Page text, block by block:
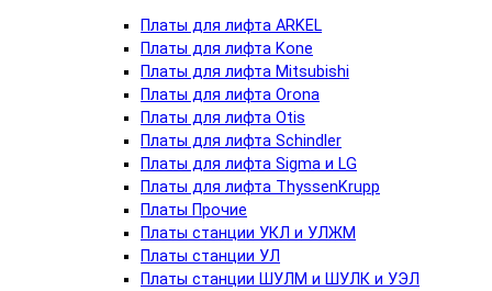
Платы для лифта ARKEL
Платы для лифта Kone
Платы для лифта Mitsubishi
Платы для лифта Orona
Платы для лифта Otis
Платы для лифта Schindler
Платы для лифта Sigma и LG
Платы для лифта ThyssenKrupp
Платы Прочие
Платы станции УКЛ и УЛЖМ
Платы станции УЛ
Платы станции ШУЛМ и ШУЛК и УЭЛ